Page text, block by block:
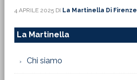
4 APRILE 2025DI La Martinella Di Firenze
La Martinella
Chi siamo